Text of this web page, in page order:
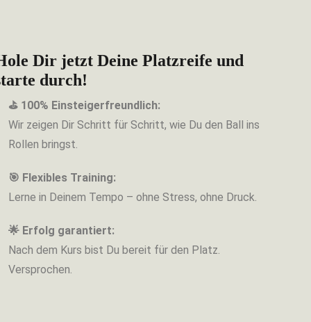
Dir jetzt Deine Platzreife und
durch!
⛳ 100% Einsteigerfreundlich:
Wir zeigen Dir Schritt für Schritt, wie Du den Ball ins
Rollen bringst.
🎯 Flexibles Training:
Lerne in Deinem Tempo – ohne Stress, ohne Druck.
🌟 Erfolg garantiert:
Nach dem Kurs bist Du bereit für den Platz.
Versprochen.